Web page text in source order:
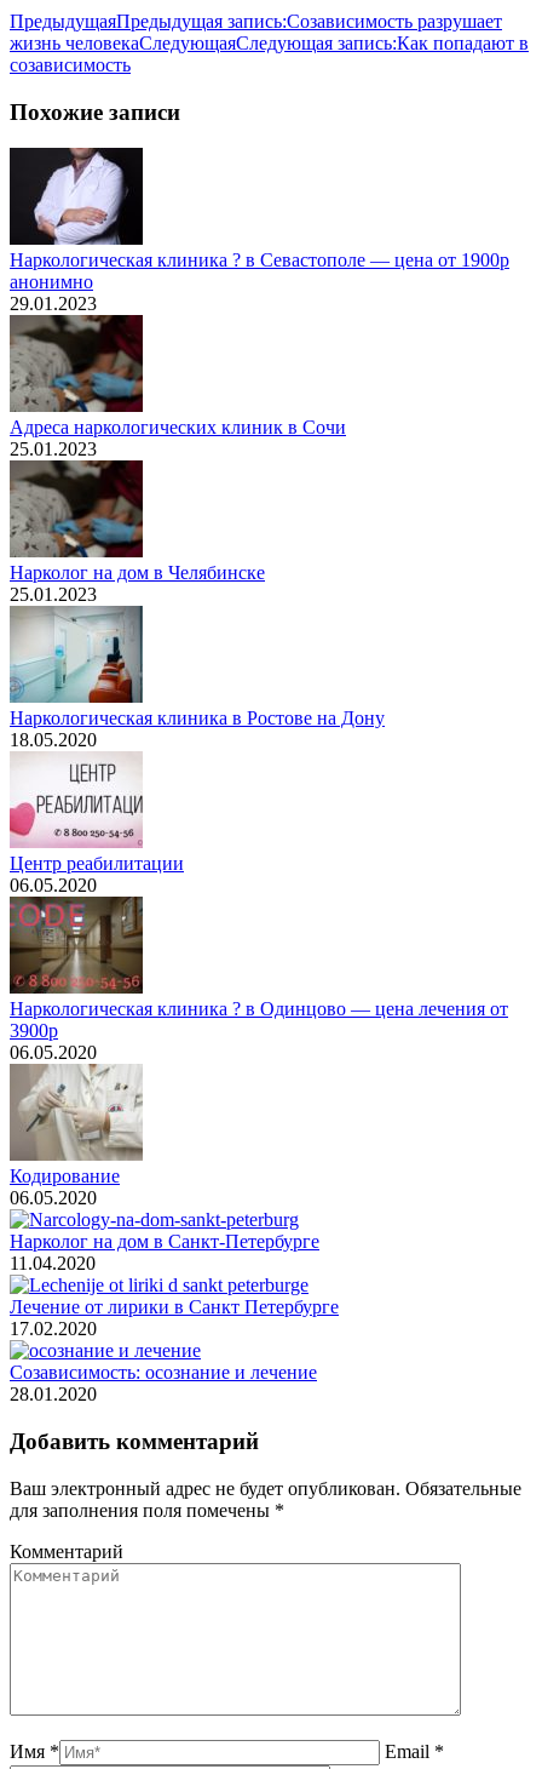
ПредыдущаяПредыдущая запись:Созависимость разрушает
жизнь человекаСледующаяСледующая запись:Как попадают в
созависимость
Похожие записи
Наркологическая клиника ? в Севастополе — цена от 1900р
анонимно
29.01.2023
Адреса наркологических клиник в Сочи
25.01.2023
Нарколог на дом в Челябинске
25.01.2023
Наркологическая клиника в Ростове на Дону
18.05.2020
Центр реабилитации
06.05.2020
Наркологическая клиника ? в Одинцово — цена лечения от
3900р
06.05.2020
Кодирование
06.05.2020
Нарколог на дом в Санкт-Петербурге
11.04.2020
Лечение от лирики в Санкт Петербурге
17.02.2020
Созависимость: осознание и лечение
28.01.2020
Добавить комментарий
Ваш электронный адрес не будет опубликован. Обязательные
для заполнения поля помечены *
Комментарий
Имя *
Email *